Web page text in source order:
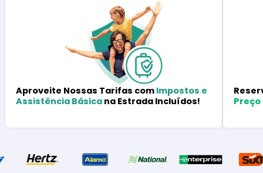
Aproveite Nossas Tarifas com Impostos e
Assistência Básica na Estrada Incluídos!
Preço